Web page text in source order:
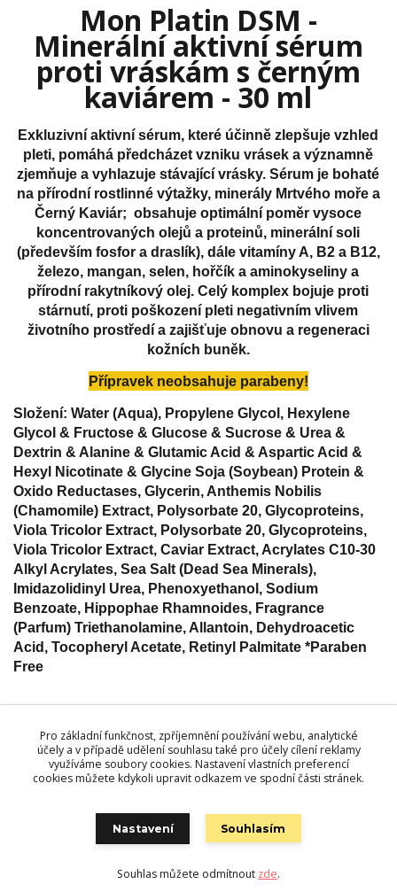
Mon Platin DSM -
Minerální aktivní sérum
proti vráskám s černým
kaviárem - 30 ml
Exkluzivní aktivní sérum, které účinně zlepšuje vzhled
pleti, pomáhá předcházet vzniku vrásek a významně
zjemňuje a vyhlazuje stávající vrásky. Sérum je bohaté
na přírodní rostlinné výtažky, minerály Mrtvého moře a
Černý Kaviár; obsahuje optimální poměr vysoce
koncentrovaných olejů a proteinů, minerální soli
(především fosfor a draslík), dále vitamíny A, B2 a B12,
železo, mangan, selen, hořčík a aminokyseliny a
přírodní rakytníkový olej. Celý komplex bojuje proti
stárnutí, proti poškození pleti negativním vlivem
životního prostředí a zajišťuje obnovu a regeneraci
kožních buněk.
Přípravek neobsahuje parabeny!
Složení: Water (Aqua), Propylene Glycol, Hexylene
Glycol & Fructose & Glucose & Sucrose & Urea &
Dextrin & Alanine & Glutamic Acid & Aspartic Acid &
Hexyl Nicotinate & Glycine Soja (Soybean) Protein &
Oxido Reductases, Glycerin, Anthemis Nobilis
(Chamomile) Extract, Polysorbate 20, Glycoproteins,
Viola Tricolor Extract, Polysorbate 20, Glycoproteins,
Viola Tricolor Extract, Caviar Extract, Acrylates C10-30
Alkyl Acrylates, Sea Salt (Dead Sea Minerals),
Imidazolidinyl Urea, Phenoxyethanol, Sodium
Benzoate, Hippophae Rhamnoides, Fragrance
(Parfum) Triethanolamine, Allantoin, Dehydroacetic
Acid, Tocopheryl Acetate, Retinyl Palmitate *Paraben
Free
Kosmetika MON PLATIN DSM
KOLEKCE ČERNÝ KAVIÁR
Vytvořeno na Eshop-rychle.cz
Pro základní funkčnost, zpříjemnění používání webu, analytické
účely a v případě udělení souhlasu také pro účely cílení reklamy
využíváme soubory cookies. Nastavení vlastních preferencí
cookies můžete kdykoli upravit odkazem ve spodní části stránek.
Nastavení Souhlasím
Souhlas můžete odmítnout zde.